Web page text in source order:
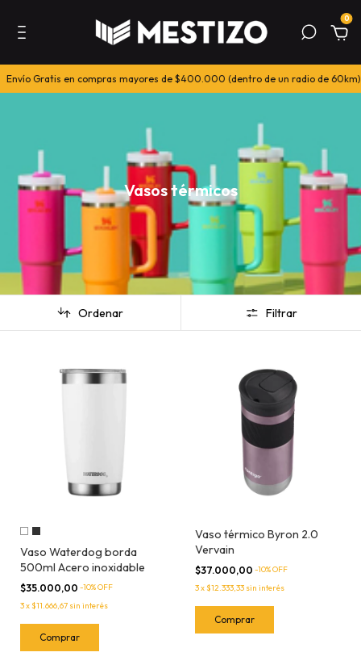
0
Gratis en compras mayores de $400.000 (dentro de un radio de 60km)
Vasos térmicos
Ordenar Filtrar
Vaso Waterdog borda
500ml Acero inoxidable
$35.000,00 -10% OFF
3x$11.666,67 sin interés
Comprar
Vaso térmico Byron 2.0
Vervain
$37.000,00 -10% OFF
3x$12.333,33 sin interés